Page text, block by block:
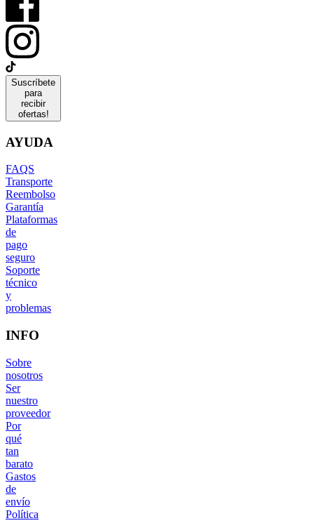
Suscríbete
para
recibir
ofertas!
AYUDA
FAQS
Transporte
Reembolso
Garantía
Plataformas
de
pago
seguro
Soporte
técnico
y
problemas
INFO
Sobre
nosotros
Ser
nuestro
proveedor
Por
qué
tan
barato
Gastos
de
envío
Política